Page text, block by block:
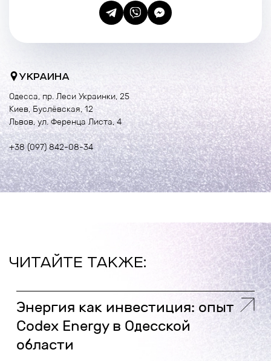
УКРАИНА
Одесса, пр. Леси Украинки, 25
Киев, Буслёвская, 12
Львов, ул. Ференца Листа, 4
+38 (097) 842-08-34
ЧИТАЙТЕ ТАКЖЕ:
Энергия как инвестиция: опыт
Codex Energy в Одесской
области